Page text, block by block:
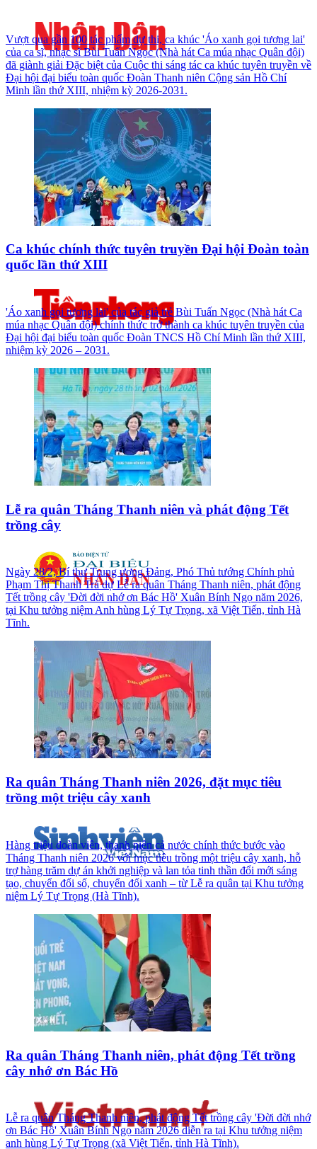
Vượt qua gần 100 tác phẩm dự thi, ca khúc 'Áo xanh gọi tương lai'
của ca sĩ, nhạc sĩ Bùi Tuấn Ngọc (Nhà hát Ca múa nhạc Quân đội)
đã giành giải Đặc biệt của Cuộc thi sáng tác ca khúc tuyên truyền về
Đại hội đại biểu toàn quốc Đoàn Thanh niên Cộng sản Hồ Chí
Minh lần thứ XIII, nhiệm kỳ 2026-2031.
Ca khúc chính thức tuyên truyền Đại hội Đoàn toàn
quốc lần thứ XIII
'Áo xanh gọi tương lai' của tác giả trẻ Bùi Tuấn Ngọc (Nhà hát Ca
múa nhạc Quân đội) chính thức trở thành ca khúc tuyên truyền của
Đại hội đại biểu toàn quốc Đoàn TNCS Hồ Chí Minh lần thứ XIII,
nhiệm kỳ 2026 – 2031.
Lễ ra quân Tháng Thanh niên và phát động Tết
trồng cây
Ngày 28/2, Bí thư Trung ương Đảng, Phó Thủ tướng Chính phủ
Phạm Thị Thanh Trà dự Lễ ra quân Tháng Thanh niên, phát động
Tết trồng cây 'Đời đời nhớ ơn Bác Hồ' Xuân Bính Ngọ năm 2026,
tại Khu tưởng niệm Anh hùng Lý Tự Trọng, xã Việt Tiến, tỉnh Hà
Tĩnh.
Ra quân Tháng Thanh niên 2026, đặt mục tiêu
trồng một triệu cây xanh
Hàng triệu đoàn viên, thanh niên cả nước chính thức bước vào
Tháng Thanh niên 2026 với mục tiêu trồng một triệu cây xanh, hỗ
trợ hàng trăm dự án khởi nghiệp và lan tỏa tinh thần đổi mới sáng
tạo, chuyển đổi số, chuyển đổi xanh – từ Lễ ra quân tại Khu tưởng
niệm Lý Tự Trọng (Hà Tĩnh).
Ra quân Tháng Thanh niên, phát động Tết trồng
cây nhớ ơn Bác Hồ
Lễ ra quân Tháng Thanh niên, phát động Tết trồng cây 'Đời đời nhớ
ơn Bác Hồ' Xuân Bính Ngọ năm 2026 diễn ra tại Khu tưởng niệm
anh hùng Lý Tự Trọng (xã Việt Tiến, tỉnh Hà Tĩnh).